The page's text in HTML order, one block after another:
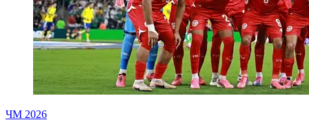
ЧМ 2026